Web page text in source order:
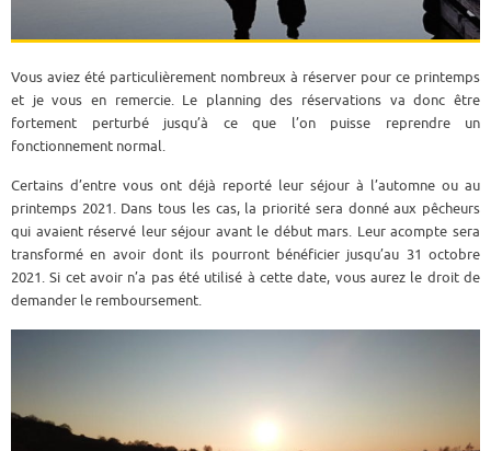
Vous aviez été particulièrement nombreux à réserver pour ce printemps
et je vous en remercie. Le planning des réservations va donc être
fortement perturbé jusqu’à ce que l’on puisse reprendre un
fonctionnement normal.
Certains d’entre vous ont déjà reporté leur séjour à l’automne ou au
printemps 2021. Dans tous les cas, la priorité sera donné aux pêcheurs
qui avaient réservé leur séjour avant le début mars. Leur acompte sera
transformé en avoir dont ils pourront bénéficier jusqu’au 31 octobre
2021. Si cet avoir n’a pas été utilisé à cette date, vous aurez le droit de
demander le remboursement.